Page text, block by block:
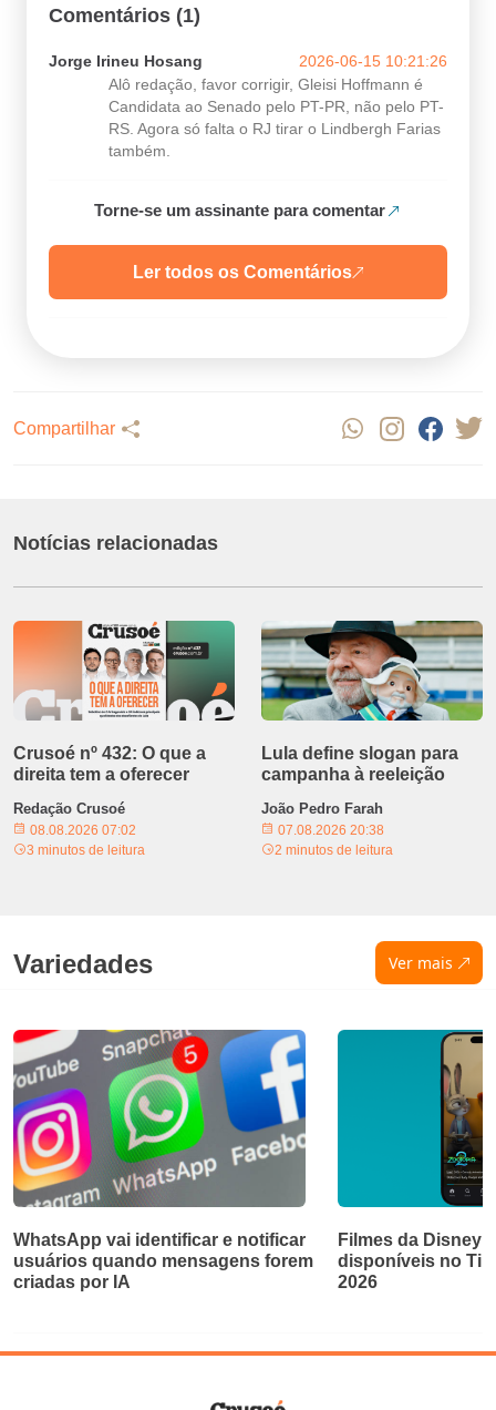
Comentários (1)
Jorge Irineu Hosang
2026-06-15 10:21:26
Alô redação, favor corrigir, Gleisi Hoffmann é
Candidata ao Senado pelo PT-PR, não pelo PT-
RS. Agora só falta o RJ tirar o Lindbergh Farias
também.
Torne-se um assinante para comentar
Ler todos os Comentários
Compartilhar
Notícias relacionadas
Crusoé nº 432: O que a
direita tem a oferecer
Redação Crusoé
08.08.2026 07:02
3 minutos de leitura
Lula define slogan para
campanha à reeleição
João Pedro Farah
07.08.2026 20:38
2 minutos de leitura
Variedades Ver mais
WhatsApp vai identificar e notificar
usuários quando mensagens forem
criadas por IA
Filmes da Disney
disponíveis no
2026